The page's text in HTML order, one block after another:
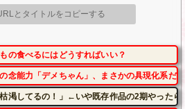
とタイトルをコピーする
の食べるにはどうすればいい？
念能力「デメちゃん」、まさかの具現化系だ
渇してるの！」←いや既存作品の2期やったら